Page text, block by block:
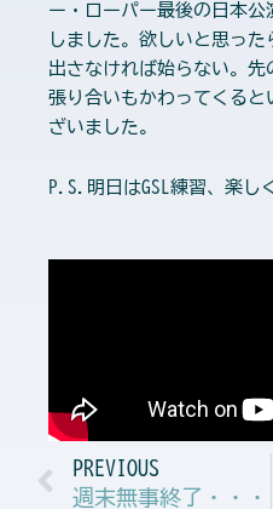
ー・ローパー最後の日本公
しました。欲しいと思っ
出さなければ始らない。
張り合いもかわってくる
ざいました。
P.S.明日はGSL練習、楽し
Prev
PREVIOUS
週末無事終了・・・